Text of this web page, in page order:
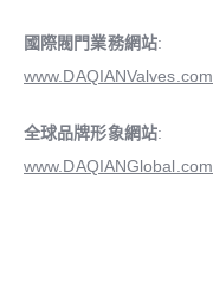
國際閥門業務網站:
www.DAQIANValves.com
全球品牌形象網站:
www.DAQIANGlobal.com